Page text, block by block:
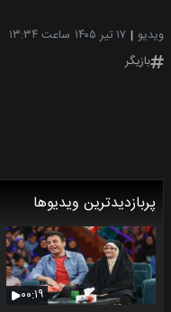
ویدیو ۱۷ تیر ۱۴۰۵
ساعت ۱۳:۳۴
بازیگر
پربازدیدترین ویدیوها
۰۰:۱۹